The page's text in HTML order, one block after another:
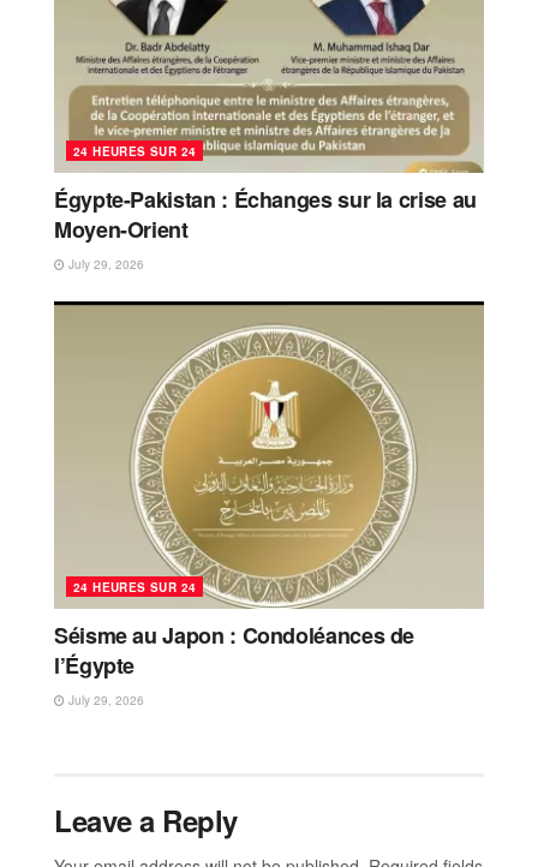
24 HEURES SUR 24
Égypte-Pakistan : Échanges sur la crise au
Moyen-Orient
July 29, 2026
24 HEURES SUR 24
Séisme au Japon : Condoléances de
l’Égypte
July 29, 2026
Leave a Reply